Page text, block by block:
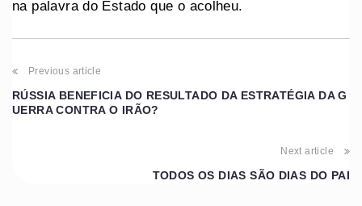
na palavra do Estado que o acolheu.
Previous article
RÚSSIA BENEFICIA DO RESULTADO DA ESTRATÉGIA DA G
UERRA CONTRA O IRÃO?
Next article
TODOS OS DIAS SÃO DIAS DO PAI